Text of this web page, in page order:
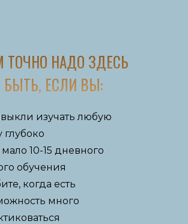
ТОЧНО НАДО ЗДЕСЬ
БЫТЬ, ЕСЛИ ВЫ:
изучать любую
глубоко
10-15 дневного
обучения
когда есть
много